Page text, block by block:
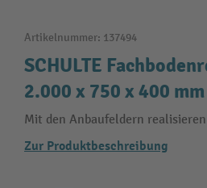
Artikelnummer: 137494
SCHULTE
2.000 x 750 x 400 mm
Mit den Anbaufeldern
Zur Produktbeschreibung